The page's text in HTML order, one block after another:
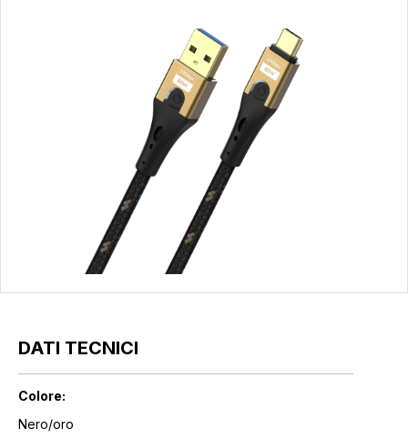
DATI TECNICI
Colore:
Nero/oro